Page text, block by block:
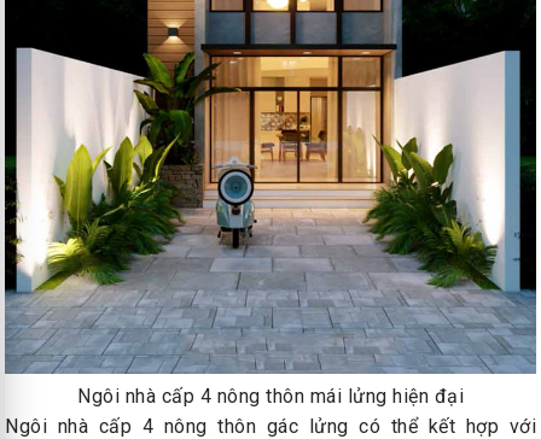
Ngôi nhà cấp 4 nông thôn mái lửng hiện đại
Ngôi nhà cấp 4 nông thôn gác lửng có thể kết hợp với